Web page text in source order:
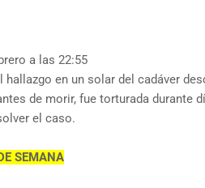
a las 22:55
hallazgo en un solar del cadáver
de morir, fue torturada durante
el caso.
SEMANA